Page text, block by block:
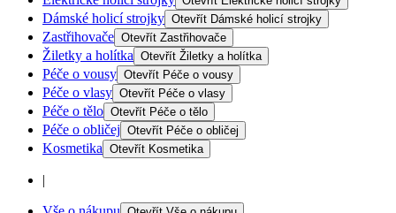
Dámské holicí strojky Otevřít Dámské holicí strojky
Zastřihovače Otevřít Zastřihovače
Žiletky a holítka Otevřít Žiletky a holítka
Péče o vousy Otevřít Péče o vousy
Péče o vlasy Otevřít Péče o vlasy
Péče o tělo Otevřít Péče o tělo
Péče o obličej Otevřít Péče o obličej
Kosmetika Otevřít Kosmetika
|